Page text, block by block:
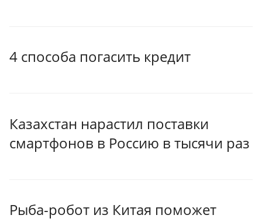
4 способа погасить кредит
Казахстан нарастил поставки
смартфонов в Россию в тысячи раз
Рыба-робот из Китая поможет